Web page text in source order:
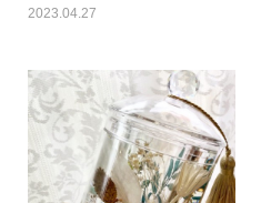
2023.04.27